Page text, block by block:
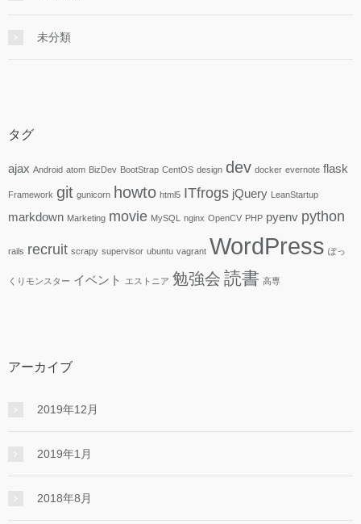
未分類
タグ
ajax Android atom BizDev BootStrap CentOS design dev docker evernote flask
Framework git gunicorn howto html5 ITfrogs jQuery LeanStartup
markdown Marketing movie MySQL nginx OpenCV PHP pyenv python
rails recruit scrapy supervisor ubuntu vagrant WordPress ぽっ
くりモンスター イベント エストニア 勉強会 読書 高専
アーカイブ
2019年12月
2019年1月
2018年8月